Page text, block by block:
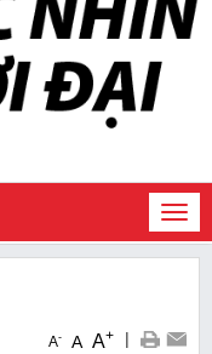
A- A A+ |